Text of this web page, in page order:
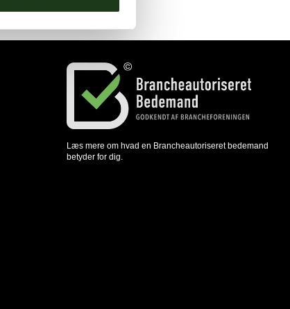
Læs mere om hvad en Brancheautoriseret bedemand
betyder for dig.